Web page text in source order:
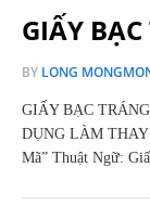
GIẤY
BY LONG
GIẤY BẠC
DỤNG LÀM
Mã” Thuật Ngữ: